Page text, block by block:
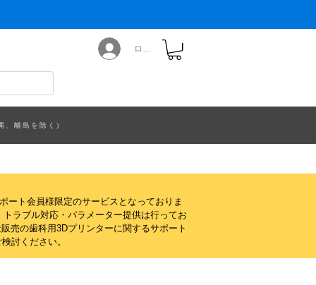
ログイン
、離島を除く)
ート会員様限定のサービスとなっておりま
ラブル対応・パラメーター提供は行ってお
売の歯科用3Dプリンターに関するサポート
討ください。